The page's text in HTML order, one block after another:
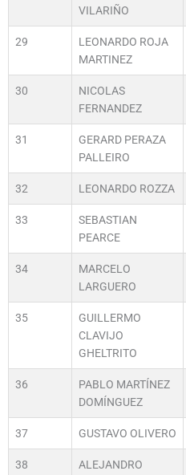
VILARIÑO
29
LEONARDO ROJA
MARTINEZ
30
NICOLAS
FERNANDEZ
31
GERARD PERAZA
PALLEIRO
32 LEONARDO ROZZA
33
SEBASTIAN
PEARCE
34
MARCELO
LARGUERO
35
GUILLERMO
CLAVIJO
GHELTRITO
36
PABLO MARTÍNEZ
DOMÍNGUEZ
37 GUSTAVO OLIVERO
38
ALEJANDRO